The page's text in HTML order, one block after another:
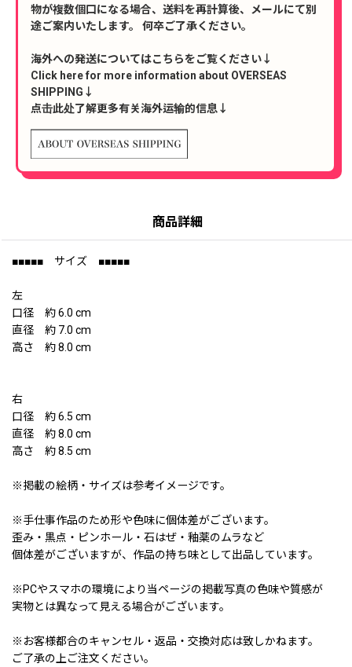
物が複数個口になる場合、送料を再計算後、メールにて別
途ご案内いたします。 何卒ご了承ください。
海外への発送についてはこちらをご覧ください↓
Click here for more information about OVERSEAS
SHIPPING↓
点击此处了解更多有关海外运输的信息↓
商品詳細
■■■■■ サイズ ■■■■■
左
口径 約 6.0 cm
直径 約 7.0 cm
高さ 約 8.0 cm
右
口径 約 6.5 cm
直径 約 8.0 cm
高さ 約 8.5 cm
※掲載の絵柄・サイズは参考イメージです。
※手仕事作品のため形や色味に個体差がございます。
歪み・黒点・ピンホール・石はぜ・釉薬のムラなど
個体差がございますが、作品の持ち味として出品しています。
※PCやスマホの環境により当ページの掲載写真の色味や質感が
実物とは異なって見える場合がございます。
※お客様都合のキャンセル・返品・交換対応は致しかねます。
ご了承の上ご注文ください。